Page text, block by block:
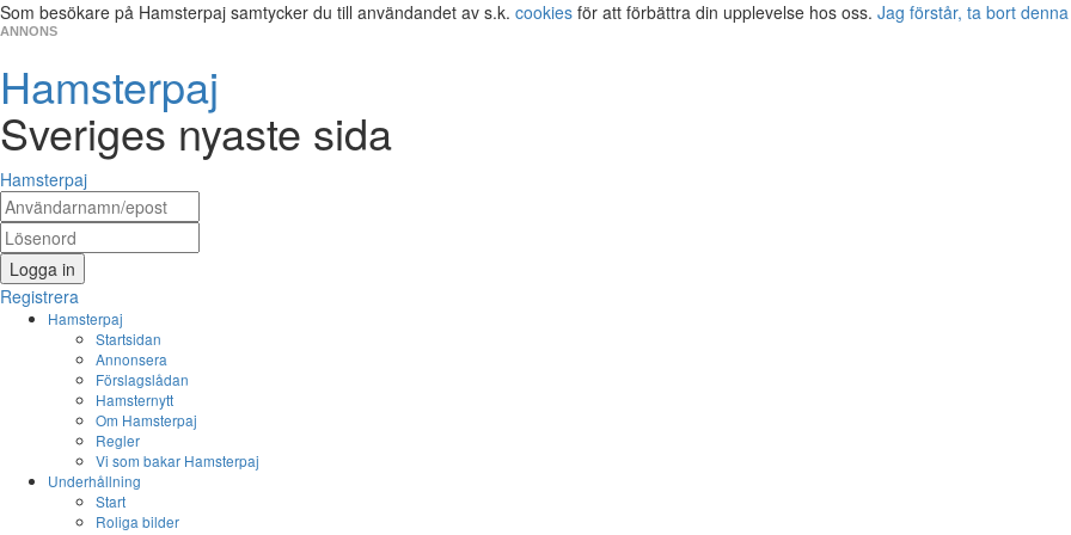
Som besökare på Hamsterpaj samtycker du till användandet av s.k. cookies för att förbättra din upplevelse hos oss. Jag förstår, ta bort
ANNONS
Hamsterpaj
Sveriges nyaste sida
Hamsterpaj
Logga in
Registrera
Hamsterpaj
Startsidan
Annonsera
Förslagslådan
Hamsternytt
Om Hamsterpaj
Regler
Vi som bakar Hamsterpaj
Underhållning
Start
Roliga bilder